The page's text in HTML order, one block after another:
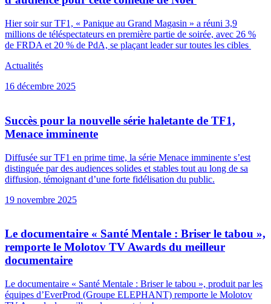
Hier soir sur TF1, « Panique au Grand Magasin » a réuni 3,9
millions de téléspectateurs en première partie de soirée, avec 26 %
de FRDA et 20 % de PdA, se plaçant leader sur toutes les cibles
Actualités
16 décembre 2025
Succès pour la nouvelle série haletante de TF1,
Menace imminente
Diffusée sur TF1 en prime time, la série Menace imminente s’est
distinguée par des audiences solides et stables tout au long de sa
diffusion, témoignant d’une forte fidélisation du public.
19 novembre 2025
Le documentaire « Santé Mentale : Briser le tabou »,
remporte le Molotov TV Awards du meilleur
documentaire
Le documentaire « Santé Mentale : Briser le tabou », produit par les
équipes d’EverProd (Groupe ELEPHANT) remporte le Molotov